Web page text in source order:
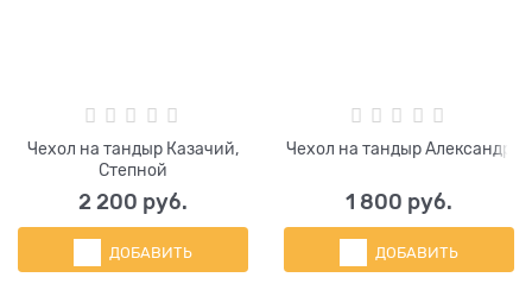
Чехол на тандыр Казачий,
Степной
2 200 руб.
ДОБАВИТЬ
Чехол на тандыр Александр
1 800 руб.
ДОБАВИТЬ